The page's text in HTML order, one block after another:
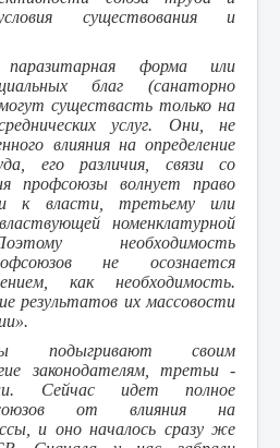
существования и
форма или
благ (санаторно
существасть только на
услуг. Они, не
влияния на определение
его различия, связи со
профсоюзы волнует право
к власти, третьему или
номенклатурной
необходимость
не осознается
как необходимость.
результатов их массовости
подыгривают своим
законодателям, третьи -
Сейчас идет полное
от влияния на
и оно началось сразу же